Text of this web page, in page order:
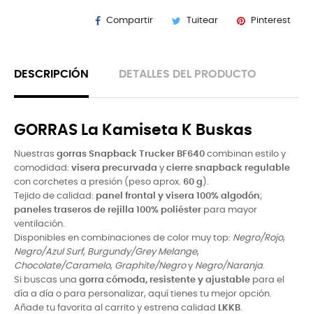
Compartir Tuitear Pinterest
DESCRIPCIÓN DETALLES DEL PRODUCTO
GORRAS La Kamiseta K Buskas
Nuestras gorras Snapback Trucker BF640 combinan estilo y
comodidad: visera precurvada y cierre snapback regulable
con corchetes a presión (peso aprox. 60 g ).
Tejido de calidad: panel frontal y visera 100% algodón;
paneles traseros de rejilla 100% poliéster para mayor
ventilación.
Disponibles en combinaciones de color muy top: Negro/Rojo,
Negro/Azul Surf, Burgundy/Grey Melange,
Chocolate/Caramelo, Graphite/Negroy Negro/Naranja.
Si buscas una gorra cómoda, resistente y ajustable para el
día a día o para personalizar, aquí tienes tu mejor opción.
Añade tu favorita al carrito y estrena calidad LKKB.